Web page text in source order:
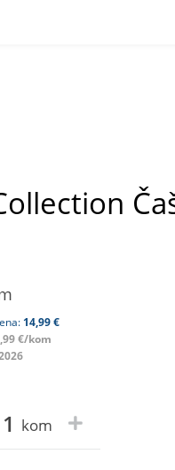
14,99 €
€/kom
kom